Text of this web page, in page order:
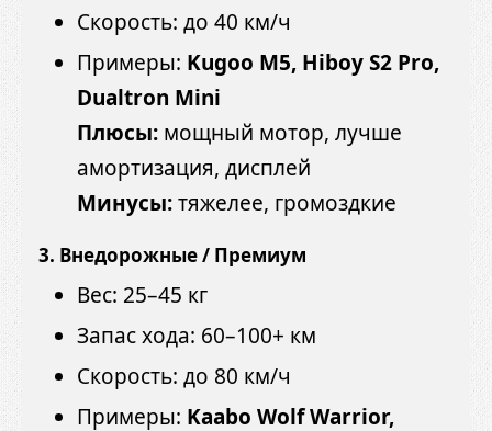
Скорость: до 40 км/ч
Примеры: Kugoo M5, Hiboy S2 Pro,
Dualtron Mini
Плюсы: мощный мотор, лучше
амортизация, дисплей
Минусы:тяжелее, громоздкие
3. Внедорожные / Премиум
Вес: 25–45 кг
Запас хода: 60–100+ км
Скорость: до 80 км/ч
Примеры: Kaabo Wolf Warrior,